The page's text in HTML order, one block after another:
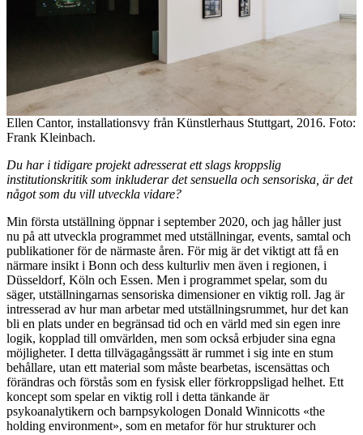
Ellen Cantor, installationsvy från Künstlerhaus Stuttgart, 2016. Foto:
Frank Kleinbach.
Du har i tidigare projekt adresserat ett slags kroppslig
institutionskritik som inkluderar det sensuella och sensoriska, är det
något som du vill utveckla vidare?
Min första utställning öppnar i september 2020, och jag håller just
nu på att utveckla programmet med utställningar, events, samtal och
publikationer för de närmaste åren. För mig är det viktigt att få en
närmare insikt i Bonn och dess kulturliv men även i regionen, i
Düsseldorf, Köln och Essen. Men i programmet spelar, som du
säger, utställningarnas sensoriska dimensioner en viktig roll. Jag är
intresserad av hur man arbetar med utställningsrummet, hur det kan
bli en plats under en begränsad tid och en värld med sin egen inre
logik, kopplad till omvärlden, men som också erbjuder sina egna
möjligheter. I detta tillvägagångssätt är rummet i sig inte en stum
behållare, utan ett material som måste bearbetas, iscensättas och
förändras och förstås som en fysisk eller förkroppsligad helhet. Ett
koncept som spelar en viktig roll i detta tänkande är
psykoanalytikern och barnpsykologen Donald Winnicotts «the
holding environment», som en metafor för hur strukturer och